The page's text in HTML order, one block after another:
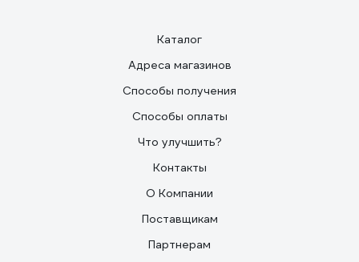
Каталог
Адреса магазинов
Способы получения
Способы оплаты
Что улучшить?
Контакты
О Компании
Поставщикам
Партнерам